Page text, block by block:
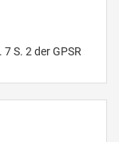
S. 2 der GPSR